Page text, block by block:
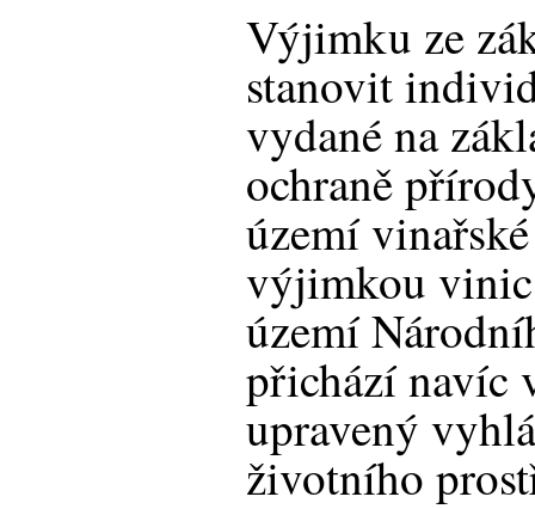
Výjimku ze
stanovit
vydané na
ochraně
území
výjimkou vinic
území
přichází navíc
upravený
životního